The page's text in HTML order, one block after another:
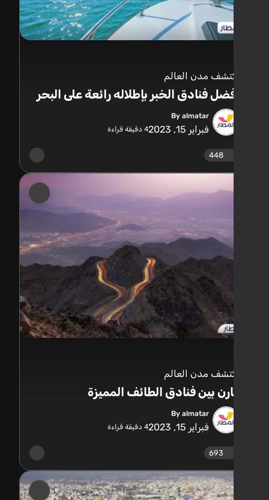
مدن العالم
فنادق الخبر بإطلاله رائعة على البحر
By almatar
فبراير 15, 2023 4 دقيقة قراءة
مدن العالم
بين فنادق الطائف المميزة
By almatar
فبراير 15, 2023 4 دقيقة قراءة